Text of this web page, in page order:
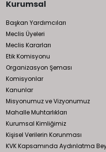
Kurumsal
Başkan Yardımcıları
Meclis Üyeleri
Meclis Kararları
Etik Komisyonu
Organizasyon Şeması
Komisyonlar
Kanunlar
Misyonumuz ve Vizyonumuz
Mahalle Muhtarlıkları
Kurumsal Kimliğimiz
Kişisel Verilerin Korunması
KVK Kapsamında Aydınlatma